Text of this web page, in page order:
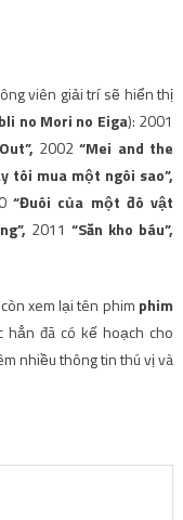
viên giải trí sẽ hiển thị
no Mori no Eiga): 2001
2002 “Mei and the
tôi mua một ngôi sao”,
“Đuôi của một đô vật
2011 “Săn kho báu”,
xem lại tên phim phim
hẳn đã có kế hoạch cho
nhiều thông tin thú vị và